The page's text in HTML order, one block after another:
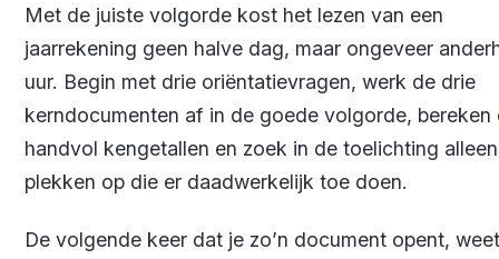
Met de juiste volgorde kost het lezen van een
jaarrekening geen halve dag, maar ongeveer
uur. Begin met drie oriëntatievragen, werk de drie
kerndocumenten af in de goede volgorde, bereken
handvol kengetallen en zoek in de toelichting
plekken op die er daadwerkelijk toe doen.
De volgende keer dat je zo’n document opent,